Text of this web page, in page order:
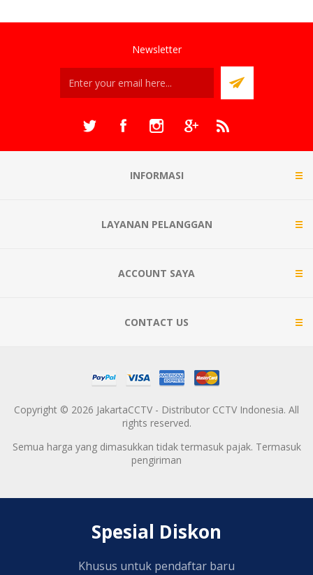
Newsletter
INFORMASI
LAYANAN PELANGGAN
ACCOUNT SAYA
CONTACT US
Copyright © 2026 JakartaCCTV - Distributor CCTV Indonesia. All
rights reserved.
Semua harga yang dimasukkan tidak termasuk pajak. Termasuk
pengiriman
Spesial Diskon
Khusus untuk pendaftar baru